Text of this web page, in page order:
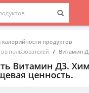
калорийности продуктов
пользователей
Витамин
Витамин Д3.
ценность.